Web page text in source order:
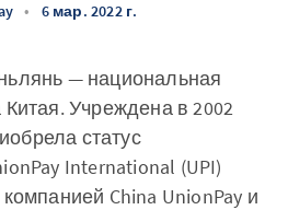
• 6 мар. 2022 г.
— национальная
Учреждена в 2002
статус
International (UPI)
China UnionPay и